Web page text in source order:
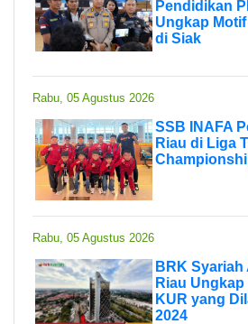
Pendidikan
Ungkap
di Siak
Rabu, 05 Agustus 2026
SSB INAFA
Riau di Liga
Rabu, 05 Agustus 2026
BRK
Riau
KUR yang
2024